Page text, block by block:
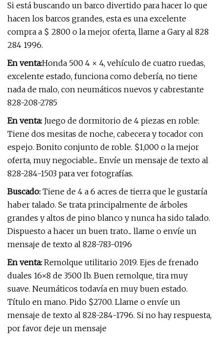
Si está buscando un barco divertido para hacer lo que
hacen los barcos grandes, esta es una excelente
compra a $ 2800 o la mejor oferta, llame a Gary al 828
284 1996.
En venta:Honda 500 4 × 4, vehículo de cuatro ruedas,
excelente estado, funciona como debería, no tiene
nada de malo, con neumáticos nuevos y cabrestante
828-208-2785
En venta: Juego de dormitorio de 4 piezas en roble:
Tiene dos mesitas de noche, cabecera y tocador con
espejo. Bonito conjunto de roble. $1,000 o la mejor
oferta, muy negociable... Envíe un mensaje de texto al
828-284-1503 para ver fotografías.
Buscado: Tiene de 4 a 6 acres de tierra que le gustaría
haber talado. Se trata principalmente de árboles
grandes y altos de pino blanco y nunca ha sido talado.
Dispuesto a hacer un buen trato... llame o envíe un
mensaje de texto al 828-783-0196
En venta: Remolque utilitario 2019. Ejes de frenado
duales 16×8 de 3500 lb. Buen remolque, tira muy
suave. Neumáticos todavía en muy buen estado.
Título en mano. Pido $2700. Llame o envíe un
mensaje de texto al 828-284-1796. Si no hay respuesta,
por favor deje un mensaje